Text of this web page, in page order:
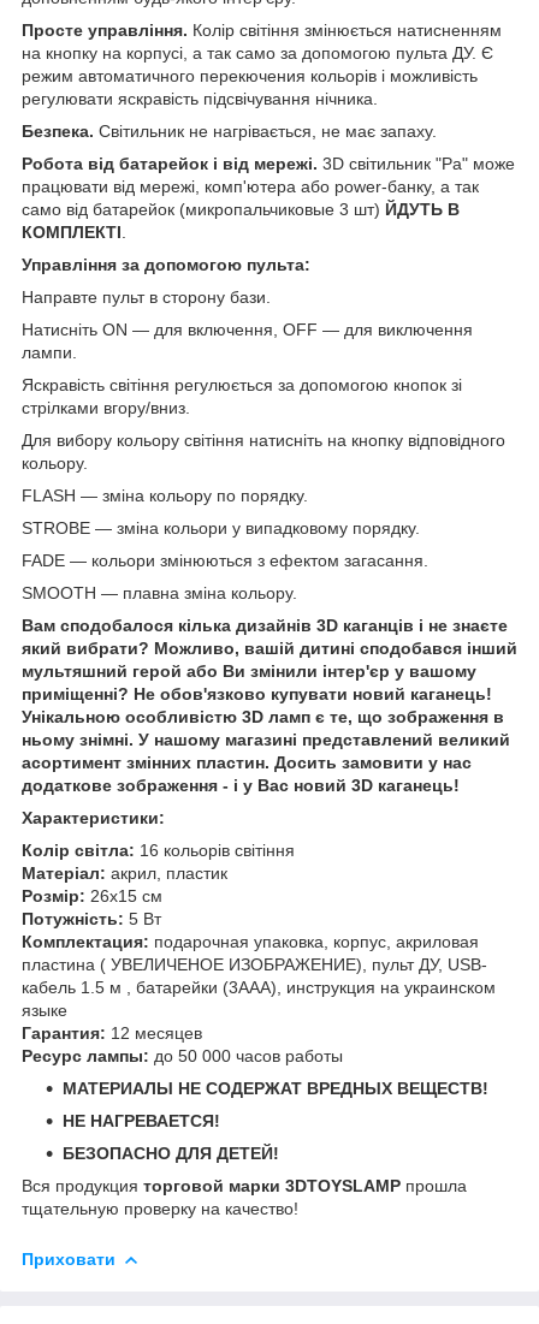
Просте управління. Колір світіння змінюється натисненням
на кнопку на корпусі, а так само за допомогою пульта ДУ. Є
режим автоматичного перекючения кольорів і можливість
регулювати яскравість підсвічування нічника.
Безпека. Світильник не нагрівається, не має запаху.
Робота від батарейок і від мережі. 3D світильник "Ра" може
працювати від мережі, комп'ютера або power-банку, а так
само від батарейок (микропальчиковые 3 шт) ЙДУТЬ В
КОМПЛЕКТІ
Управління за допомогою пульта:
Направте пульт в сторону бази.
Натисніть ON — для включення, OFF — для виключення
лампи.
Яскравість світіння регулюється за допомогою кнопок зі
стрілками вгору/вниз.
Для вибору кольору світіння натисніть на кнопку відповідного
кольору.
FLASH — зміна кольору по порядку.
STROBE — зміна кольори у випадковому порядку.
FADE — кольори змінюються з ефектом загасання.
SMOOTH — плавна зміна кольору.
Вам сподобалося кілька дизайнів 3D каганців і не знаєте
який вибрати? Можливо, вашій дитині сподобався інший
мультяшний герой або Ви змінили інтер'єр у вашому
приміщенні? Не обов'язково купувати новий каганець!
Унікальною особливістю 3D ламп є те, що зображення в
ньому знімні. У нашому магазині представлений великий
асортимент змінних пластин. Досить замовити у нас
додаткове зображення - і у Вас новий 3D каганець!
Характеристики:
Колір світла: 16 кольорів світіння
Матеріал: акрил, пластик
Розмір: 26х15 см
Потужність: 5 Вт
Комплектация: подарочная упаковка, корпус, акриловая
пластина ( УВЕЛИЧЕНОЕ ИЗОБРАЖЕНИЕ), пульт ДУ, USB-
кабель 1.5 м , батарейки (3ААА), инструкция на украинском
языке
Гарантия: 12 месяцев
Ресурс лампы: до 50 000 часов работы
МАТЕРИАЛЫ НЕ СОДЕРЖАТ ВРЕДНЫХ ВЕЩЕСТВ!
НЕ НАГРЕВАЕТСЯ!
БЕЗОПАСНО ДЛЯ ДЕТЕЙ!
Вся продукция торговой марки 3DTOYSLAMP прошла
тщательную проверку на качество!
Приховати